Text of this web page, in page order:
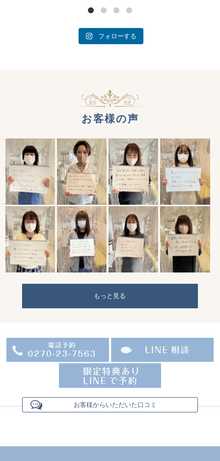
フォローする
お客様の声
もっと見る
お客様からいただいた口コミ